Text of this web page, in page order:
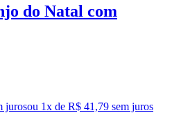
do Natal com
jurosou 1x de R$ 41,79 sem juros